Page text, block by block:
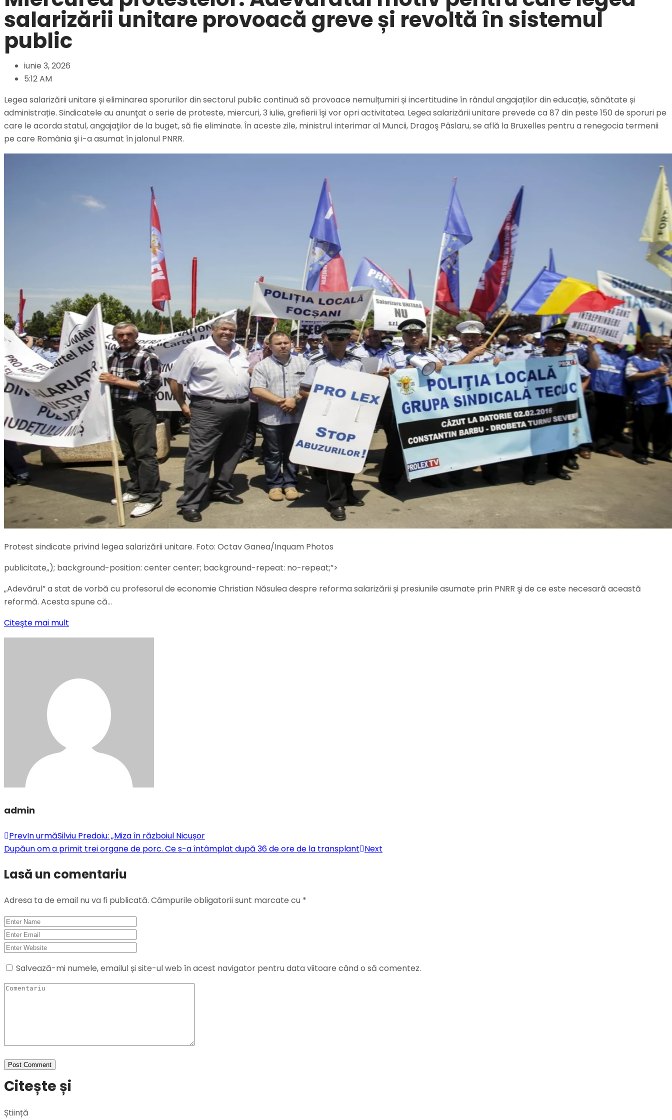
salarizării unitare provoacă greve și revoltă în sistemul
public
iunie 3, 2026
5:12 AM
Legea salarizării unitare și eliminarea sporurilor din sectorul public continuă să provoace nemulțumiri și incertitudine în rândul angajaților din educație, sănătate și
administrație. Sindicatele au anunţat o serie de proteste, miercuri, 3 iulie, grefierii îşi vor opri activitatea. Legea salarizării unitare prevede ca 87 din peste 150 de sporuri pe
care le acorda statul, angajaţilor de la buget, să fie eliminate. În aceste zile, ministrul interimar al Muncii, Dragoş Pâslaru, se află la Bruxelles pentru a renegocia termenii
pe care România şi i-a asumat în jalonul PNRR.
Protest sindicate privind legea salarizării unitare. Foto: Octav Ganea/Inquam Photos
publicitate„); background-position: center center; background-repeat: no-repeat;”>
„Adevărul” a stat de vorbă cu profesorul de economie Christian Năsulea despre reforma salarizării și presiunile asumate prin PNRR şi de ce este necesară această
reformă. Acesta spune că…
Citeşte mai mult
admin
PrevIn urmăSilviu Predoiu: „Miza în războiul Nicușor
Dupăun om a primit trei organe de porc. Ce s-a întâmplat după 36 de ore de la transplant Next
Lasă un comentariu
Adresa ta de email nu va fi publicată. Câmpurile obligatorii sunt marcate cu *
Salvează-mi numele, emailul și site-ul web în acest navigator pentru data viitoare când o să comentez.
Citește și
Știință